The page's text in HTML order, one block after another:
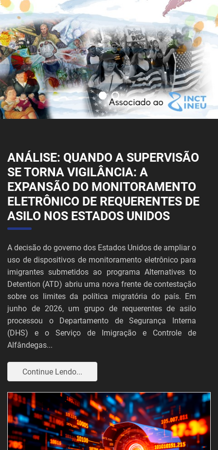
ANÁLISE: QUANDO A SUPERVISÃO
SE TORNA VIGILÂNCIA: A
EXPANSÃO DO MONITORAMENTO
ELETRÔNICO DE REQUERENTES DE
ASILO NOS ESTADOS UNIDOS
A decisão do governo dos Estados Unidos de ampliar o
uso de dispositivos de monitoramento eletrônico para
imigrantes submetidos ao programa Alternatives to
Detention (ATD) abriu uma nova frente de contestação
sobre os limites da política migratória do país. Em
junho de 2026, um grupo de requerentes de asilo
processou o Departamento de Segurança Interna
(DHS) e o Serviço de Imigração e Controle de
Alfândegas...
Continue Lendo...